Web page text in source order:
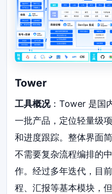
Tower
工具概况：Tower 是国
一批产品，定位轻量级
和进度跟踪。整体界面
不需要复杂流程编排的
作。经过多年迭代，目
程、汇报等基本模块，